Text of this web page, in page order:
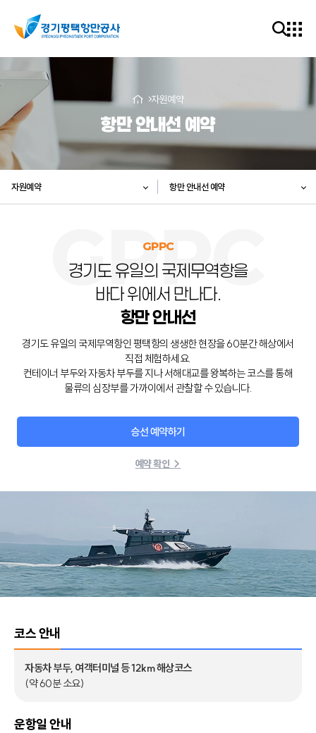
자원예약
항만 안내선 예약
자원예약 항만 안내선 예약
GPPC
경기도 유일의 국제무역항을
바다 위에서 만나다.
항만 안내선
경기도 유일의 국제무역항인 평택항의 생생한 현장을 60분간 해상에서
직접 체험하세요.
컨테이너 부두와 자동차 부두를 지나 서해대교를 왕복하는 코스를 통해
물류의 심장부를 가까이에서 관찰할 수 있습니다.
승선 예약하기
예약 확인 →
코스 안내
자동차 부두, 여객터미널 등 12km 해상코스
(약 60분 소요)
운항일 안내